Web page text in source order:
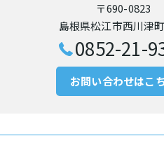
〒690-0823
島根県松江市西川津
0852-21-
お問い合わせはこ